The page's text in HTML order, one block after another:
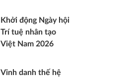
Khởi động Ngày hội
Trí tuệ nhân tạo
Việt Nam 2026
Vinh danh thế hệ